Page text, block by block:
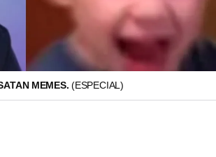
MEMES. (ESPECIAL)